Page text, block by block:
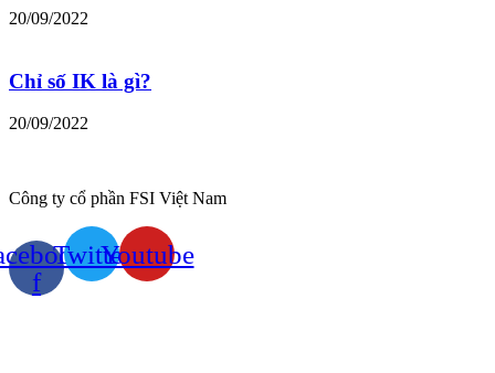
20/09/2022
Chỉ số IK là gì?
20/09/2022
Công ty cổ phần FSI Việt Nam
f
TwitterYoutube